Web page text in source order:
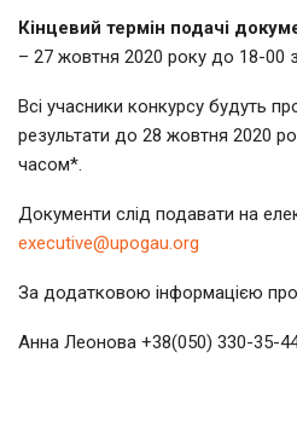
Кінцевий термін подачі
– 27 жовтня 2020 року до 18-00
Всі учасники конкурсу будуть
результати до 28 жовтня 2020
часом*.
Документи слід подавати на
executive@upogau.org
За додатковою інформацією
Анна Леонова +38(050) 330-35-